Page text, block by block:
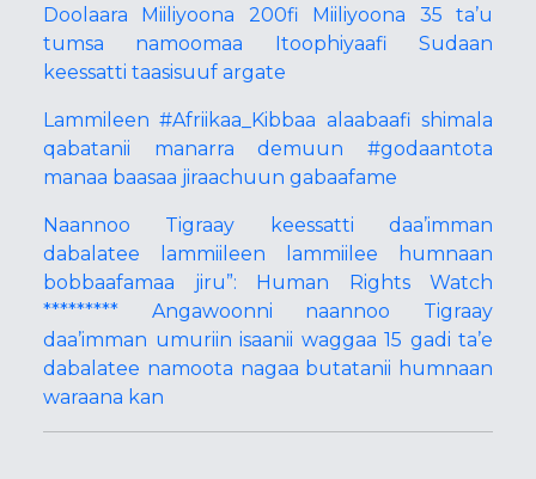
Doolaara Miiliyoona 200fi Miiliyoona 35 ta’u
tumsa namoomaa Itoophiyaafi Sudaan
keessatti taasisuuf argate
Lammileen #Afriikaa_Kibbaa alaabaafi shimala
qabatanii manarra demuun #godaantota
manaa baasaa jiraachuun gabaafame
Naannoo Tigraay keessatti daa’imman
dabalatee lammiileen lammiilee humnaan
bobbaafamaa jiru”: Human Rights Watch
********* Angawoonni naannoo Tigraay
daa’imman umuriin isaanii waggaa 15 gadi ta’e
dabalatee namoota nagaa butatanii humnaan
waraana kan